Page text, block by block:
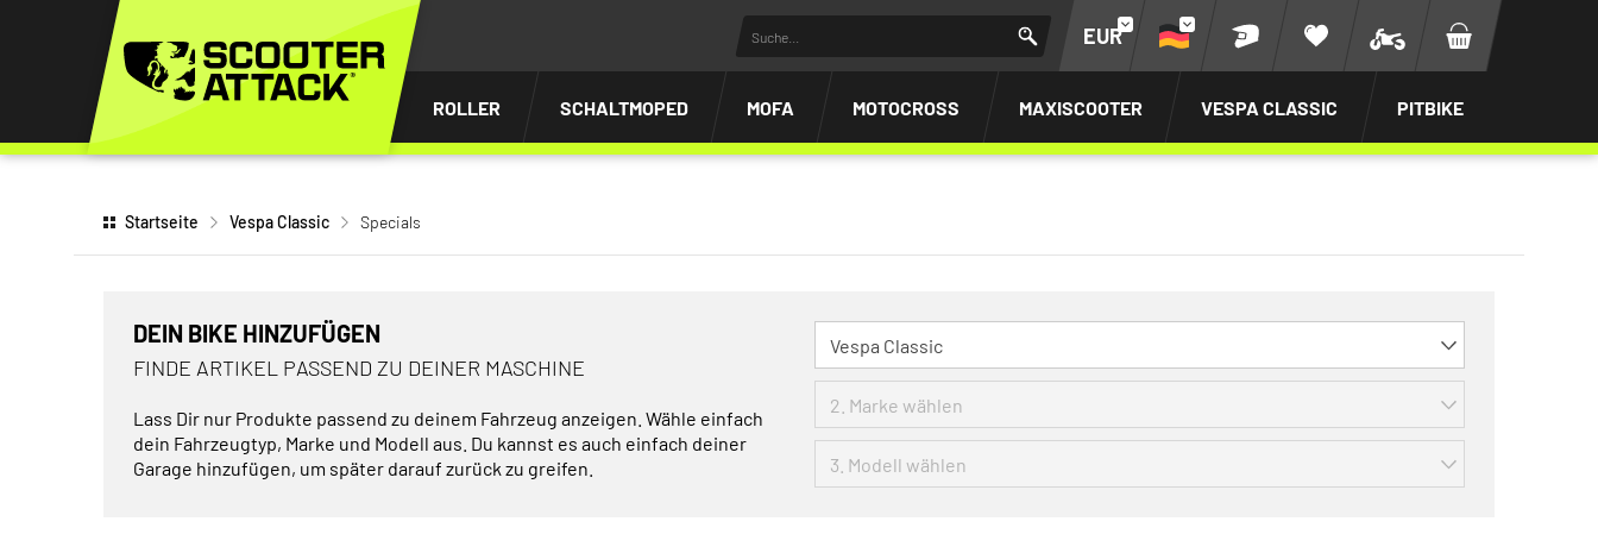
EUR
ROLLER SCHALTMOPED MOFA MOTOCROSS MAXISCOOTER VESPA CLASSIC PITBIKE
Startseite Vespa Classic Specials
DEIN BIKE HINZUFÜGEN
FINDE ARTIKEL PASSEND ZU DEINER MASCHINE
Lass Dir nur Produkte passend zu deinem Fahrzeug anzeigen. Wähle einfach
dein Fahrzeugtyp, Marke und Modell aus. Du kannst es auch einfach deiner
Garage hinzufügen, um später darauf zurück zu greifen.